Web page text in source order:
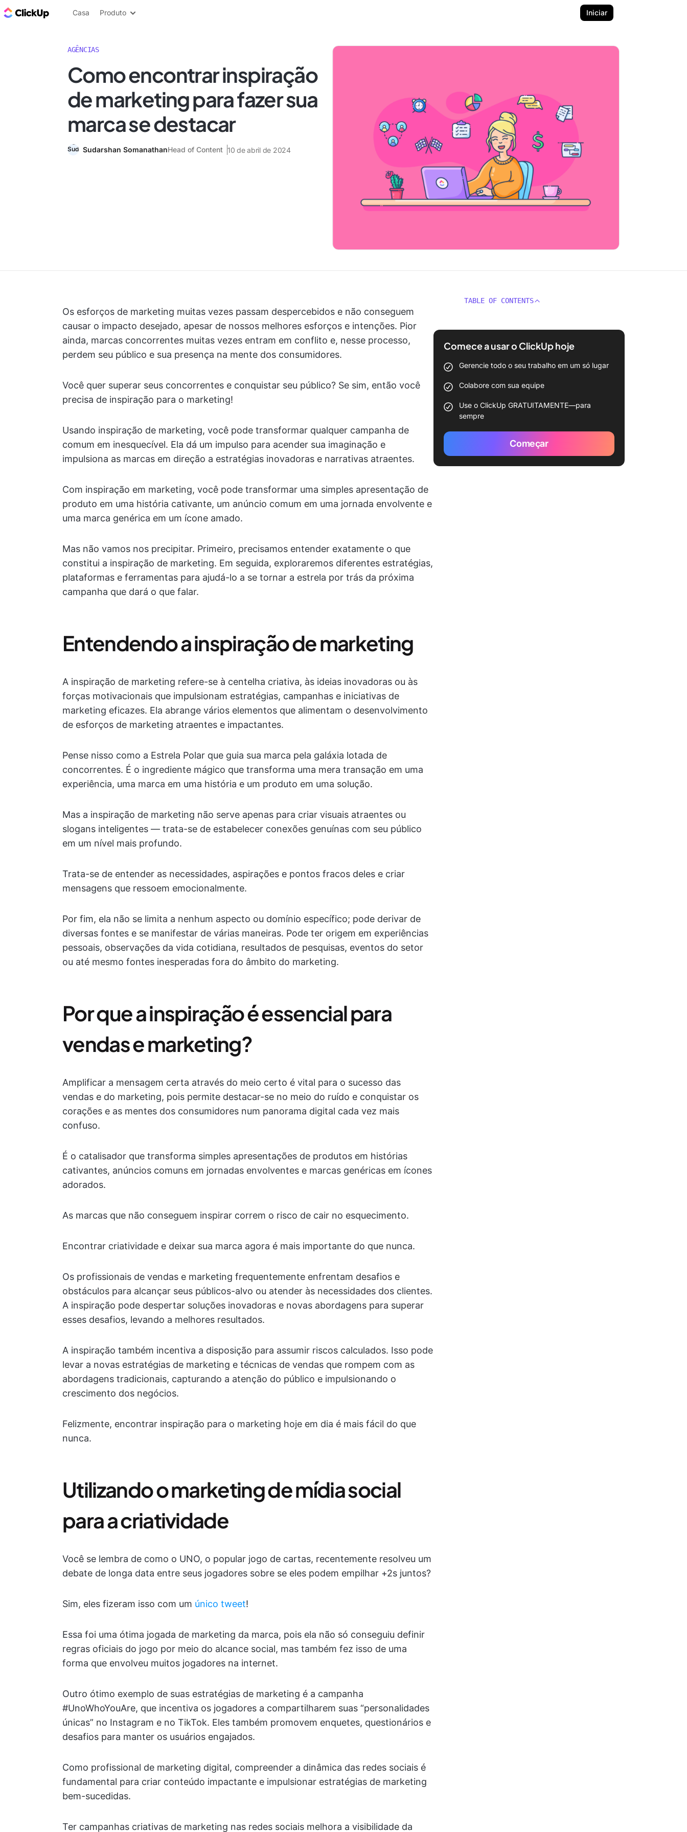
ClickUp Blogue
Casa Produto Iniciar
AGÊNCIAS
Como encontrar inspiração
de marketing para fazer sua
marca se destacar
Sudarshan SomanathanHead of Content 10 de abril de 2024
Os esforços de marketing muitas vezes passam despercebidos e não conseguem
causar o impacto desejado, apesar de nossos melhores esforços e intenções. Pior
ainda, marcas concorrentes muitas vezes entram em conflito e, nesse processo,
perdem seu público e sua presença na mente dos consumidores.
Você quer superar seus concorrentes e conquistar seu público? Se sim, então você
precisa de inspiração para o marketing!
Usando inspiração de marketing, você pode transformar qualquer campanha de
comum em inesquecível. Ela dá um impulso para acender sua imaginação e
impulsiona as marcas em direção a estratégias inovadoras e narrativas atraentes.
Com inspiração em marketing, você pode transformar uma simples apresentação de
produto em uma história cativante, um anúncio comum em uma jornada envolvente e
uma marca genérica em um ícone amado.
Mas não vamos nos precipitar. Primeiro, precisamos entender exatamente o que
constitui a inspiração de marketing. Em seguida, exploraremos diferentes estratégias,
plataformas e ferramentas para ajudá-lo a se tornar a estrela por trás da próxima
campanha que dará o que falar.
Entendendo a inspiração de marketing
A inspiração de marketing refere-se à centelha criativa, às ideias inovadoras ou às
forças motivacionais que impulsionam estratégias, campanhas e iniciativas de
marketing eficazes. Ela abrange vários elementos que alimentam o desenvolvimento
de esforços de marketing atraentes e impactantes.
Pense nisso como a Estrela Polar que guia sua marca pela galáxia lotada de
concorrentes. É o ingrediente mágico que transforma uma mera transação em uma
experiência, uma marca em uma história e um produto em uma solução.
Mas a inspiração de marketing não serve apenas para criar visuais atraentes ou
slogans inteligentes — trata-se de estabelecer conexões genuínas com seu público
em um nível mais profundo.
Trata-se de entender as necessidades, aspirações e pontos fracos deles e criar
mensagens que ressoem emocionalmente.
Por fim, ela não se limita a nenhum aspecto ou domínio específico; pode derivar de
diversas fontes e se manifestar de várias maneiras. Pode ter origem em experiências
pessoais, observações da vida cotidiana, resultados de pesquisas, eventos do setor
ou até mesmo fontes inesperadas fora do âmbito do marketing.
Por que a inspiração é essencial para
vendas e marketing?
Amplificar a mensagem certa através do meio certo é vital para o sucesso das
vendas e do marketing, pois permite destacar-se no meio do ruído e conquistar os
corações e as mentes dos consumidores num panorama digital cada vez mais
confuso.
É o catalisador que transforma simples apresentações de produtos em histórias
cativantes, anúncios comuns em jornadas envolventes e marcas genéricas em ícones
adorados.
As marcas que não conseguem inspirar correm o risco de cair no esquecimento.
Encontrar criatividade e deixar sua marca agora é mais importante do que nunca.
Os profissionais de vendas e marketing frequentemente enfrentam desafios e
obstáculos para alcançar seus públicos-alvo ou atender às necessidades dos clientes.
A inspiração pode despertar soluções inovadoras e novas abordagens para superar
esses desafios, levando a melhores resultados.
A inspiração também incentiva a disposição para assumir riscos calculados. Isso pode
levar a novas estratégias de marketing e técnicas de vendas que rompem com as
abordagens tradicionais, capturando a atenção do público e impulsionando o
crescimento dos negócios.
Felizmente, encontrar inspiração para o marketing hoje em dia é mais fácil do que
nunca.
Utilizando o marketing de mídia social
para a criatividade
Você se lembra de como o UNO, o popular jogo de cartas, recentemente resolveu um
debate de longa data entre seus jogadores sobre se eles podem empilhar +2s juntos?
Sim, eles fizeram isso com um único tweet!
Essa foi uma ótima jogada de marketing da marca, pois ela não só conseguiu definir
regras oficiais do jogo por meio do alcance social, mas também fez isso de uma
forma que envolveu muitos jogadores na internet.
Outro ótimo exemplo de suas estratégias de marketing é a campanha
#UnoWhoYouAre, que incentiva os jogadores a compartilharem suas “personalidades
únicas” no Instagram e no TikTok. Eles também promovem enquetes, questionários e
desafios para manter os usuários engajados.
Como profissional de marketing digital, compreender a dinâmica das redes sociais é
fundamental para criar conteúdo impactante e impulsionar estratégias de marketing
bem-sucedidas.
Ter campanhas criativas de marketing nas redes sociais melhora a visibilidade da
TABLE OF CONTENTS
Comece a usar o ClickUp hoje
Gerencie todo o seu trabalho em um só lugar
Colabore com sua equipe
Use o ClickUp GRATUITAMENTE—para
sempre
Começar